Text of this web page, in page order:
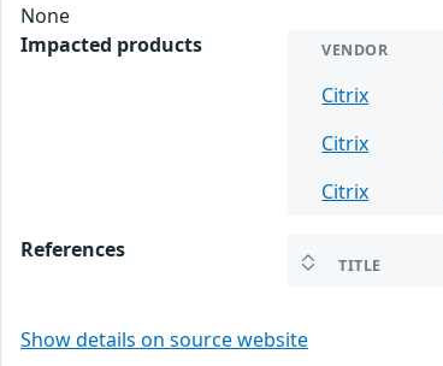
None
Impacted products
VENDOR
Citrix
Citrix
Citrix
References
TITLE
Show details on source website